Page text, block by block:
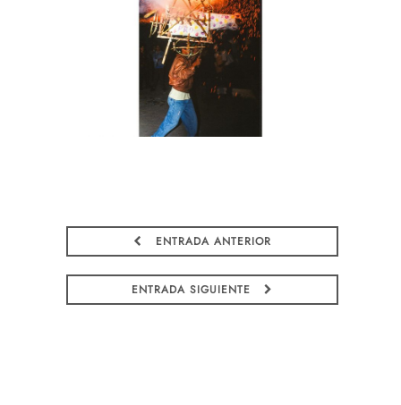
ENTRADA ANTERIOR
ENTRADA SIGUIENTE